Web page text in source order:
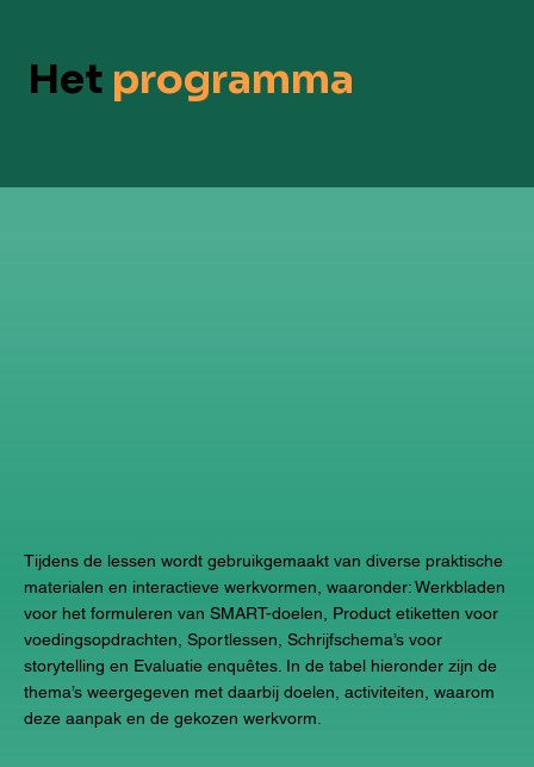
Het programma
Tijdens de lessen wordt gebruikgemaakt van diverse praktische
materialen en interactieve werkvormen, waaronder: Werkbladen
voor het formuleren van SMART-doelen, Product etiketten voor
voedingsopdrachten, Sportlessen, Schrijfschema’s voor
storytelling en Evaluatie enquêtes. In de tabel hieronder zijn de
thema’s weergegeven met daarbij doelen, activiteiten, waarom
deze aanpak en de gekozen werkvorm.